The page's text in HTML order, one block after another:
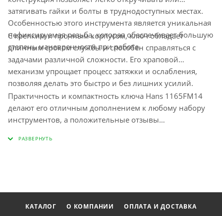
затягивать гайки и болты в труднодоступных местах.
Особенностью этого инструмента является уникальная
нефиксируемая резьба, которая обеспечивает большую
степень маневренности при работе.
С крепким и прочным корпусом, ключ обладает
длинным сроком службы и способен справляться с
задачами различной сложности. Его храповой
механизм упрощает процесс затяжки и ослабления,
позволяя делать это быстро и без лишних усилий.
Практичность и компактность ключа Hans 1165FM14
делают его отличным дополнением к любому набору
инструментов, а положительные отзывы
функциональность в бытовых и профессиональных
КАТАЛОГ О КОМПАНИИ
ОПЛАТА И ДОСТАВКА